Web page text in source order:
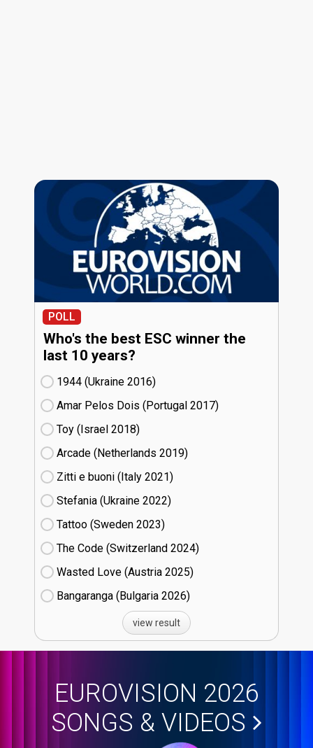
POLL
Who's the best ESC winner the
last 10 years?
1944 (Ukraine
16)
Amar Pelos Dois (Portugal
17)
Toy (Israel
18)
Arcade (Netherlands
19)
Zitti e buoni​ (Italy
21)
Stefania (Ukraine
22)
Tattoo (Sweden
23)
The Code (Switzerland
24)
Wasted Love (Austria
25)
Bangaranga (Bulgaria
26)
view result
EUROVISION 2026
SONGS & VIDEOS